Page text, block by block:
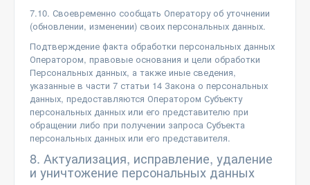
7.10. Своевременно сообщать Оператору об уточнении
(обновлении, изменении) своих персональных данных.
Подтверждение факта обработки персональных данных
Оператором, правовые основания и цели обработки
Персональных данных, а также иные сведения,
указанные в части 7 статьи 14 Закона о персональных
данных, предоставляются Оператором Субъекту
персональных данных или его представителю при
обращении либо при получении запроса Субъекта
персональных данных или его представителя.
8. Актуализация, исправление, удаление
и уничтожение персональных данных